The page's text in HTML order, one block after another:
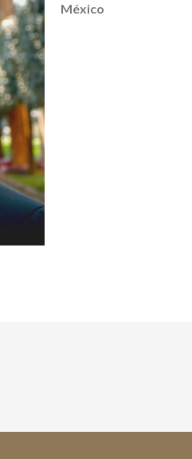
México